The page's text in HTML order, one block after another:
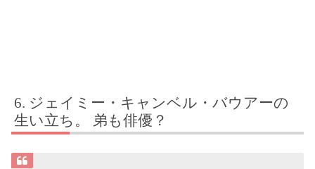
ジェイミー・キャンベル・バウアーの
生い立ち。 弟も俳優？